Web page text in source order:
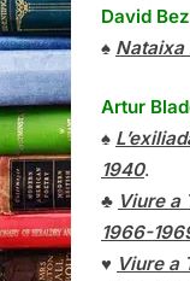
David
♠ Nataixa
Artur
♠
1940.
♣ Viure a
1966-
♥ Viure a